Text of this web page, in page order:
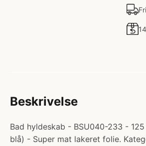
Beskrivelse
Bad hyldeskab - BSU040-233 -
blå) - Super mat lakeret folie.